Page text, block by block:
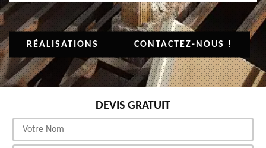
RÉALISATIONS CONTACTEZ-NOUS !
DEVIS GRATUIT